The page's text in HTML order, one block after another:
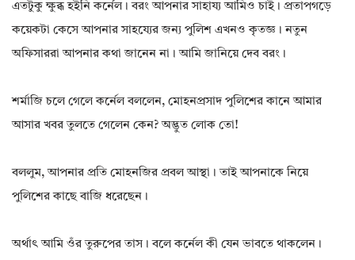
এতটুকু ক্ষুব্ধ হইনি কর্নেল। বরং আপনার সাহায্য আমিও চাই। প্রতাপগড়ে
কয়েকটা কেসে আপনার সাহয্যের জন্য পুলিশ এখনও কৃতজ্ঞ। নতুন
অফিসাররা আপনার কথা জানেন না। আমি জানিয়ে দেব বরং।
শর্মাজি চলে গেলে কর্নেল বললেন, মোহনপ্রসাদ পুলিশের কানে আমার
আসার খবর তুলতে গেলেন কেন? অদ্ভুত লোক তো!
বললুম, আপনার প্রতি মোহনজির প্রবল আস্থা। তাই আপনাকে নিয়ে
পুলিশের কাছে বাজি ধরেছেন।
অর্থাৎ আমি ওঁর তুরুপের তাস। বলে কর্নেল কী যেন ভাবতে থাকলেন।